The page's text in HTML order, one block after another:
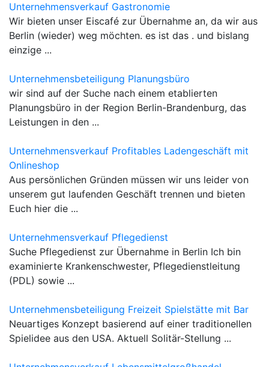
Unternehmensverkauf Gastronomie
Wir bieten unser Eiscafé zur Übernahme an, da wir aus
Berlin (wieder) weg möchten. es ist das . und bislang
einzige ...
Unternehmensbeteiligung Planungsbüro
wir sind auf der Suche nach einem etablierten
Planungsbüro in der Region Berlin-Brandenburg, das
Leistungen in den ...
Unternehmensverkauf Profitables Ladengeschäft mit
Onlineshop
Aus persönlichen Gründen müssen wir uns leider von
unserem gut laufenden Geschäft trennen und bieten
Euch hier die ...
Unternehmensverkauf Pflegedienst
Suche Pflegedienst zur Übernahme in Berlin Ich bin
examinierte Krankenschwester, Pflegedienstleitung
(PDL) sowie ...
Unternehmensbeteiligung Freizeit Spielstätte mit Bar
Neuartiges Konzept basierend auf einer traditionellen
Spielidee aus den USA. Aktuell Solitär-Stellung ...